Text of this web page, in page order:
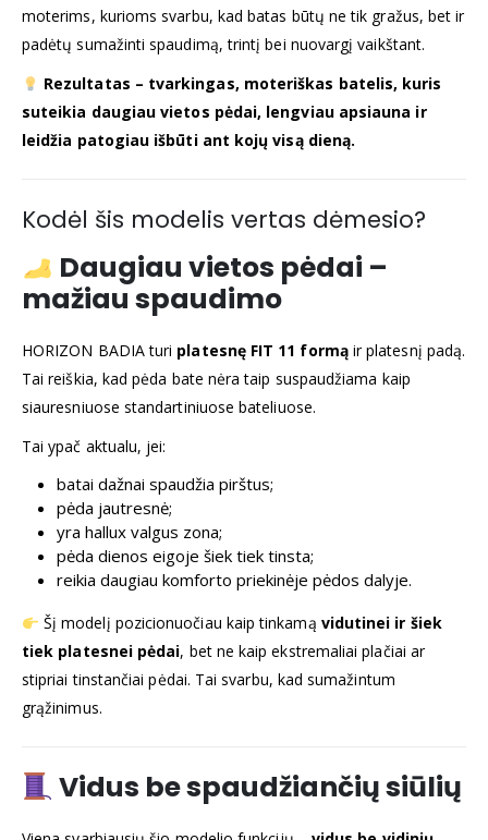
moterims, kurioms svarbu, kad batas būtų ne tik gražus, bet ir
padėtų sumažinti spaudimą, trintį bei nuovargį vaikštant.
Rezultatas – tvarkingas, moteriškas batelis, kuris
suteikia daugiau vietos pėdai, lengviau apsiauna ir
leidžia patogiau išbūti ant kojų visą dieną.
Kodėl šis modelis vertas dėmesio?
Daugiau vietos pėdai –
mažiau spaudimo
HORIZON BADIA turi platesnę FIT 11 formąir platesnį padą.
Tai reiškia, kad pėda bate nėra taip suspaudžiama kaip
siauresniuose standartiniuose bateliuose.
Tai ypač aktualu, jei:
batai dažnai spaudžia pirštus;
pėda jautresnė;
yra hallux valgus zona;
pėda dienos eigoje šiek tiek tinsta;
reikia daugiau komforto priekinėje pėdos dalyje.
Šį modelį pozicionuočiau kaip tinkamą vidutinei ir šiek
tiek platesnei pėdai, bet ne kaip ekstremaliai plačiai ar
stipriai tinstančiai pėdai. Tai svarbu, kad sumažintum
grąžinimus.
Vidus be spaudžiančių siūlių